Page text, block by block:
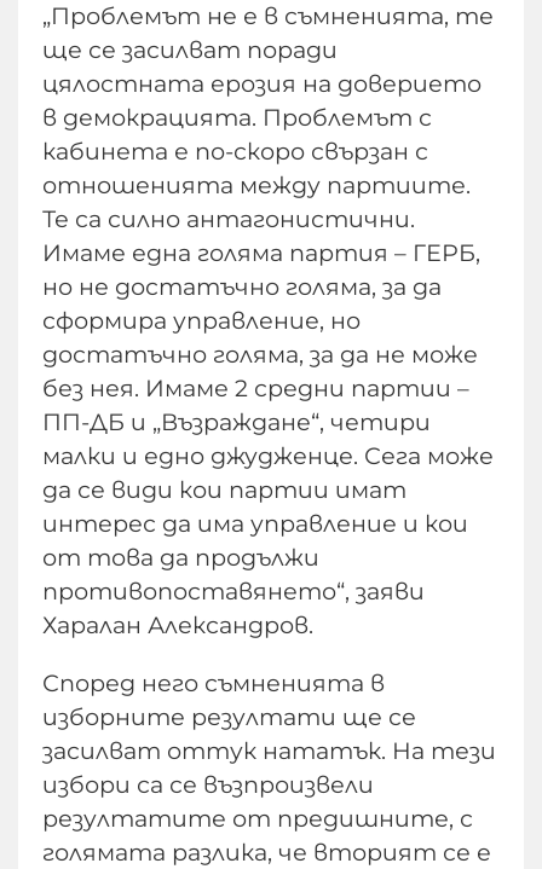
„Проблемът не е в съмненията, те
ще се засилват поради
цялостната ерозия на доверието
в демокрацията. Проблемът с
кабинета е по-скоро свързан с
отношенията между партиите.
Те са силно антагонистични.
Имаме една голяма партия – ГЕРБ,
но не достатъчно голяма, за да
сформира управление, но
достатъчно голяма, за да не може
без нея. Имаме 2 средни партии –
ПП-ДБ и „Възраждане“, четири
малки и едно джудженце. Сега може
да се види кои партии имат
интерес да има управление и кои
от това да продължи
противопоставянето“, заяви
Харалан Александров.
Според него съмненията в
изборните резултати ще се
засилват оттук нататък. На тези
избори са се възпроизвели
резултатите от предишните, с
голямата разлика, че вторият се е